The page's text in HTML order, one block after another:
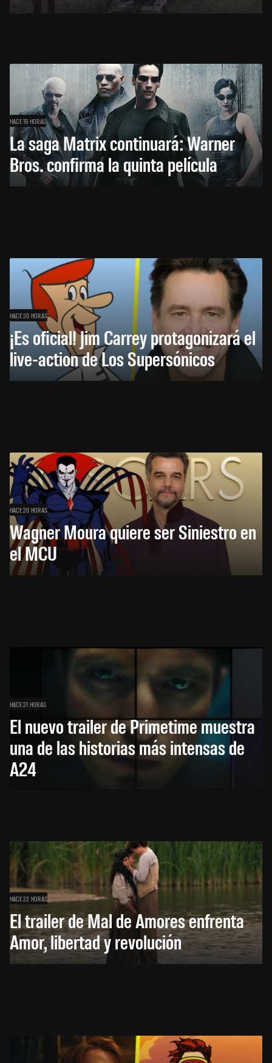
HACE 19 HORAS
La saga Matrix continuará: Warner
Bros. confirma la quinta película
HACE 20 HORAS
¡Es oficial! Jim Carrey protagonizará el
live-action de Los Supersónicos
HACE 20 HORAS
Wagner Moura quiere ser Siniestro en
el MCU
HACE 21 HORAS
El nuevo trailer de Primetime muestra
una de las historias más intensas de
A24
HACE 22 HORAS
El trailer de Mal de Amores enfrenta
Amor, libertad y revolución